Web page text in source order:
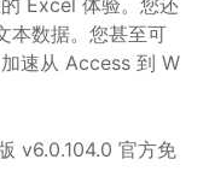
本数据。您甚至可
速从 Access 到 W